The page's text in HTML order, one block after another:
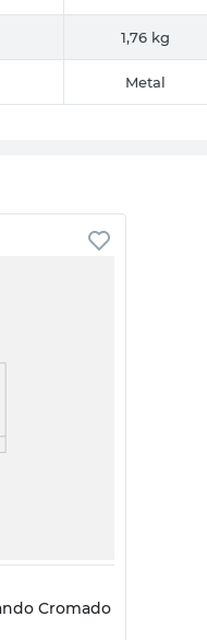
1,76 kg
Metal
Cromado